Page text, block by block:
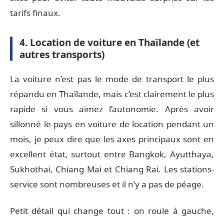
tarifs finaux.
4. Location de voiture en Thaïlande (et
autres transports)
La voiture n’est pas le mode de transport le plus
répandu en Thaïlande, mais c’est clairement le plus
rapide si vous aimez l’autonomie. Après avoir
sillonné le pays en voiture de location pendant un
mois, je peux dire que les axes principaux sont en
excellent état, surtout entre Bangkok, Ayutthaya,
Sukhothai, Chiang Mai et Chiang Rai. Les stations-
service sont nombreuses et il n’y a pas de péage.
Petit détail qui change tout : on roule à gauche,